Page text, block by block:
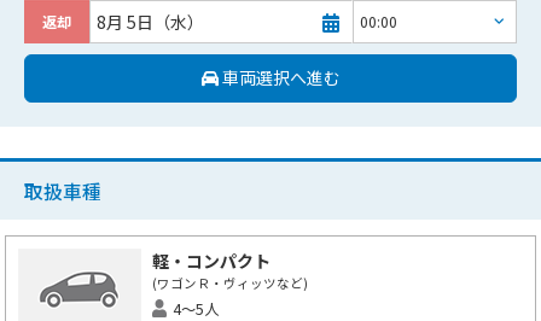
返却 8月 5日（水）
車両選択へ進む
取扱車種
軽・コンパクト
(ワゴンＲ・ヴィッツなど)
4～5人